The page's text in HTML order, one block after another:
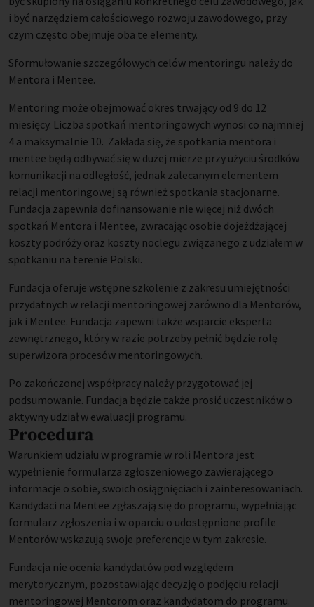
i być narzędziem całościowego rozwoju zawodowego, przy
czym często obejmuje oba te elementy.
Sformułowanie szczegółowych celów mentoringu należy do
Mentora i Mentee.
Mentoring może obejmować okres trwający od 9 do 12
miesięcy. Liczba spotkań mentoringowych wynosi co najmniej
4 a maksymalnie 10. Zakłada się, że spotkania mentora i
mentee będą odbywać się w dużej mierze przy użyciu środków
komunikacji na odległość, jednak zalecanym elementem
relacji mentoringowej są również spotkania stacjonarne.
Fundacja zapewnia dofinansowanie nie więcej niż dwóch
spotkań Mentora i Mentee, zwracając osobie dojeżdżającej
koszty podróży oraz koszty noclegu związanego z udziałem w
spotkaniu na terenie Polski.
Fundacja oferuje wstępne szkolenie z zakresu umiejętności
przydatnych w relacji mentoringowej zarówno dla Mentorów,
jak i Mentee. Fundacja zapewni także wsparcie eksperta
zewnętrznego, który w razie potrzeby pełnić będzie rolę
superwizora procesów mentoringowych.
Po zakończonej współpracy należy przygotować jej
podsumowanie. Fundacja będzie także prosić uczestników o
aktywny udział w ewaluacji programu.
Procedura
Warunkiem udziału w programie w roli Mentora jest
wypełnienie formularza zgłoszeniowego zawierającego
informacje o sobie, swoich osiągnięciach i zainteresowaniach.
Kandydaci na Mentee zgłaszają się do programu, wypełniając
formularz zgłoszenia i w oparciu o udostępnione profile
Mentorów wskazują swoje preferencje w tym zakresie.
Fundacja nie ocenia kandydatów pod względem
merytorycznym, pozostawiając decyzję o podjęciu relacji
mentoringowej Mentorom oraz kandydatom do programu.